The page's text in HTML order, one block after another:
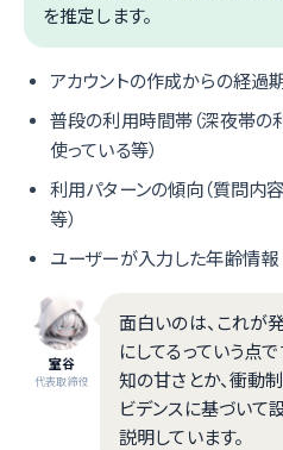
を推定します。
アカウントの作成からの経過
普段の利用時間帯（深夜帯の
使っている等）
利用パターンの傾向（質問内容
等）
ユーザーが入力した年齢情報
室谷
代表取締役
面白いのは、これが
にしてるっていう点
知の甘さとか、衝動
ビデンスに基づいて
説明しています。